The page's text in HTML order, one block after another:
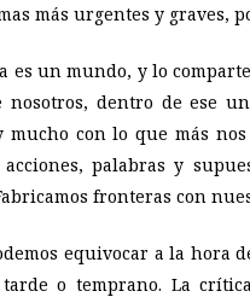
más urgentes y graves,
es un mundo, y lo
nosotros, dentro de ese
mucho con lo que más
palabras y
fronteras con
equivocar a la
o temprano. La